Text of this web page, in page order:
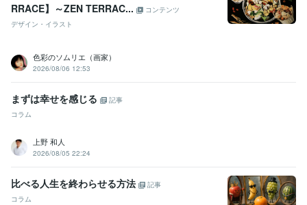
RRACE】～ZEN TERRAC...
コンテンツ
デザイン・イラスト
色彩のソムリエ（画家）
2026/08/06 12:53
まずは幸せを感じる
記事
コラム
上野 和人
2026/08/05 22:24
比べる人生を終わらせる方法
記事
コラム